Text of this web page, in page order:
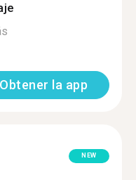
Obtener la app
NEW